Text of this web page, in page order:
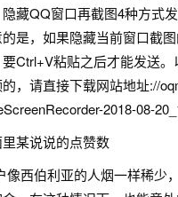
藏QQ窗口再截图4种方式
是，如果隐藏当前窗口截
Ctrl+V粘贴之后才能发送。
，请直接下载网站地址://
2018-08-
某说说的点赞数
像西伯利亚的人烟一样稀少